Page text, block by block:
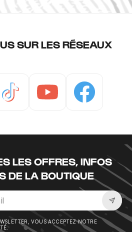
SUR LES RÉSEAUX
LES OFFRES, INFOS
DE LA BOUTIQUE
VOUS ACCEPTEZ NOTRE